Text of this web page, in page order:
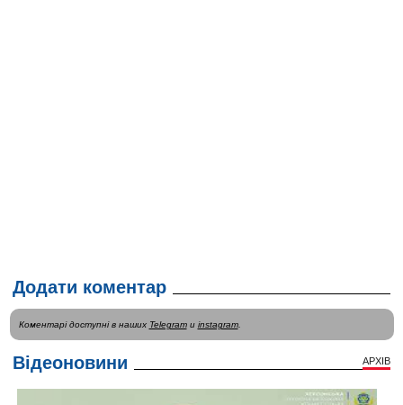
Додати коментар
Коментарі доступні в наших Telegramи instagram.
Відеоновини АРХІВ